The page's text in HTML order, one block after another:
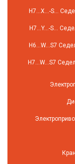
H7…X…-S…
H7…Y…-S…
H6…W…S7
H7…W…S7